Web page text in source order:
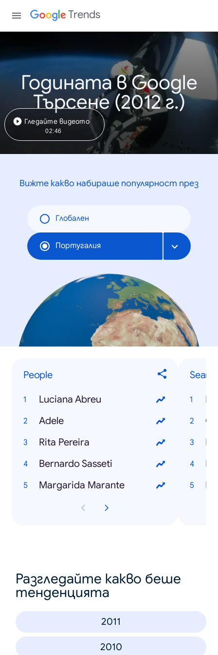
Trends
Годината в Google
Търсене (2012 г.)
Гледайте видеото
02:46
Вижте какво набираше популярност през
Глобален
Португалия
People
Luciana Abreu
Adele
Rita Pereira
Bernardo Sasseti
Margarida Marante
Разгледайте какво беше
тенденцията
2011
2010